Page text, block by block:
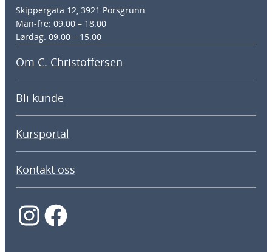
Skippergata 12, 3921 Porsgrunn
Man-fre: 09.00 – 18.00
Lørdag: 09.00 – 15.00
Om C. Christoffersen
Bli kunde
Kursportal
Kontakt oss
InstagramFacebook